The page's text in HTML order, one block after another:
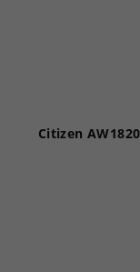
Citizen